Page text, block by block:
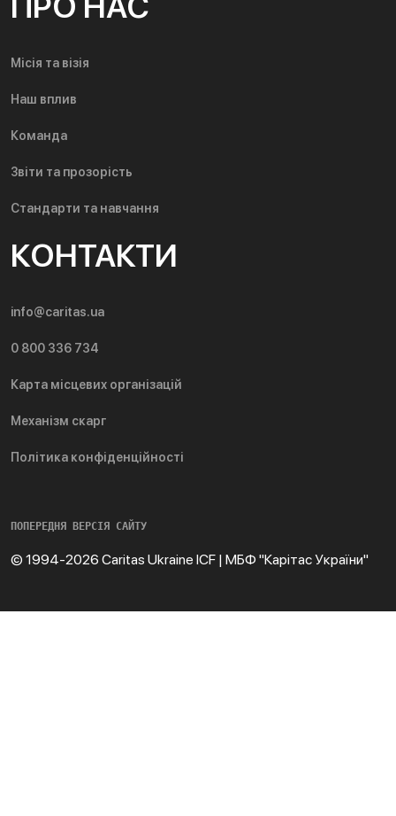
Місія та візія
Наш вплив
Команда
Звіти та прозорість
Стандарти та навчання
КОНТАКТИ
info@caritas.ua
0 800 336 734
Карта місцевих організацій
Механізм скарг
Політика конфіденційності
ПОПЕРЕДНЯ ВЕРСІЯ САЙТУ
© 1994-2026 Caritas Ukraine ICF | МБФ "Карітас України"